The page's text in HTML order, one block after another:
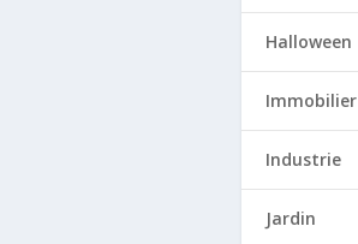
Halloween
Immobilier
Industrie
Jardin